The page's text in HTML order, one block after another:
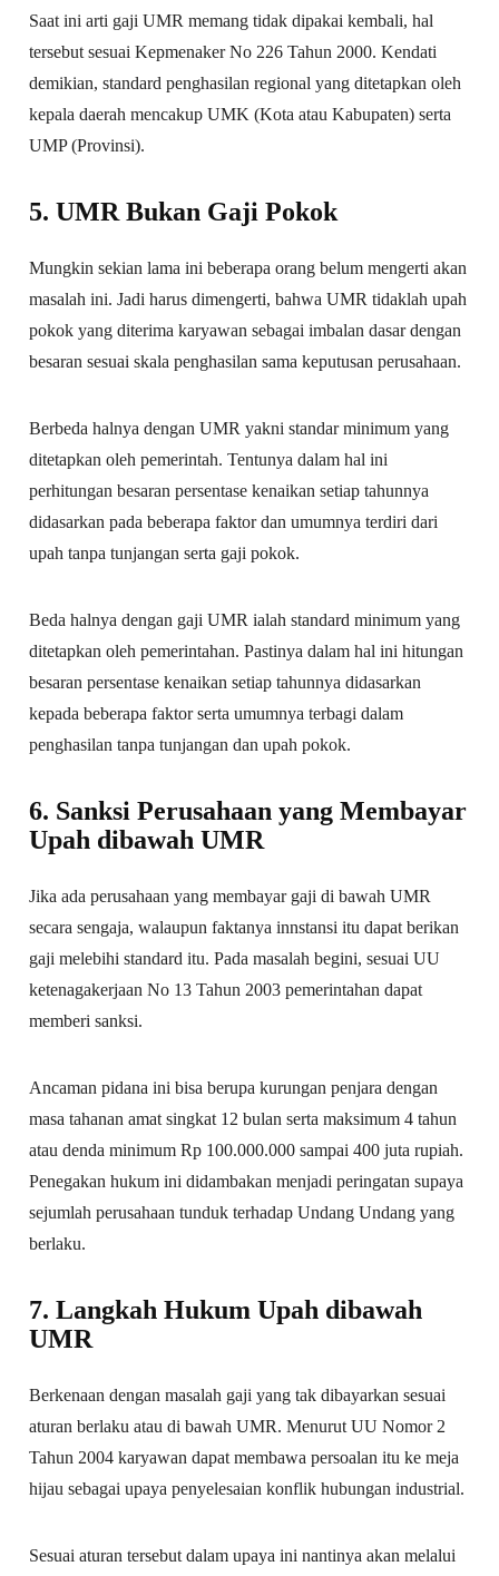
Saat ini arti gaji UMR memang tidak dipakai kembali, hal
tersebut sesuai Kepmenaker No 226 Tahun 2000. Kendati
demikian, standard penghasilan regional yang ditetapkan oleh
kepala daerah mencakup UMK (Kota atau Kabupaten) serta
UMP (Provinsi).
5. UMR Bukan Gaji Pokok
Mungkin sekian lama ini beberapa orang belum mengerti akan
masalah ini. Jadi harus dimengerti, bahwa UMR tidaklah upah
pokok yang diterima karyawan sebagai imbalan dasar dengan
besaran sesuai skala penghasilan sama keputusan perusahaan.
Berbeda halnya dengan UMR yakni standar minimum yang
ditetapkan oleh pemerintah. Tentunya dalam hal ini
perhitungan besaran persentase kenaikan setiap tahunnya
didasarkan pada beberapa faktor dan umumnya terdiri dari
upah tanpa tunjangan serta gaji pokok.
Beda halnya dengan gaji UMR ialah standard minimum yang
ditetapkan oleh pemerintahan. Pastinya dalam hal ini hitungan
besaran persentase kenaikan setiap tahunnya didasarkan
kepada beberapa faktor serta umumnya terbagi dalam
penghasilan tanpa tunjangan dan upah pokok.
6. Sanksi Perusahaan yang Membayar
Upah dibawah UMR
Jika ada perusahaan yang membayar gaji di bawah UMR
secara sengaja, walaupun faktanya innstansi itu dapat berikan
gaji melebihi standard itu. Pada masalah begini, sesuai UU
ketenagakerjaan No 13 Tahun 2003 pemerintahan dapat
memberi sanksi.
Ancaman pidana ini bisa berupa kurungan penjara dengan
masa tahanan amat singkat 12 bulan serta maksimum 4 tahun
atau denda minimum Rp 100.000.000 sampai 400 juta rupiah.
Penegakan hukum ini didambakan menjadi peringatan supaya
sejumlah perusahaan tunduk terhadap Undang Undang yang
berlaku.
7. Langkah Hukum Upah dibawah
UMR
Berkenaan dengan masalah gaji yang tak dibayarkan sesuai
aturan berlaku atau di bawah UMR. Menurut UU Nomor 2
Tahun 2004 karyawan dapat membawa persoalan itu ke meja
hijau sebagai upaya penyelesaian konflik hubungan industrial.
Sesuai aturan tersebut dalam upaya ini nantinya akan melalui